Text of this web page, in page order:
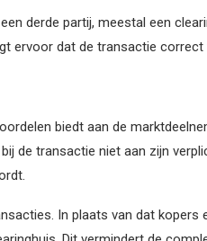
derde partij, meestal een
ervoor dat de transactie
biedt aan de
de transactie niet aan zijn
In plaats van dat